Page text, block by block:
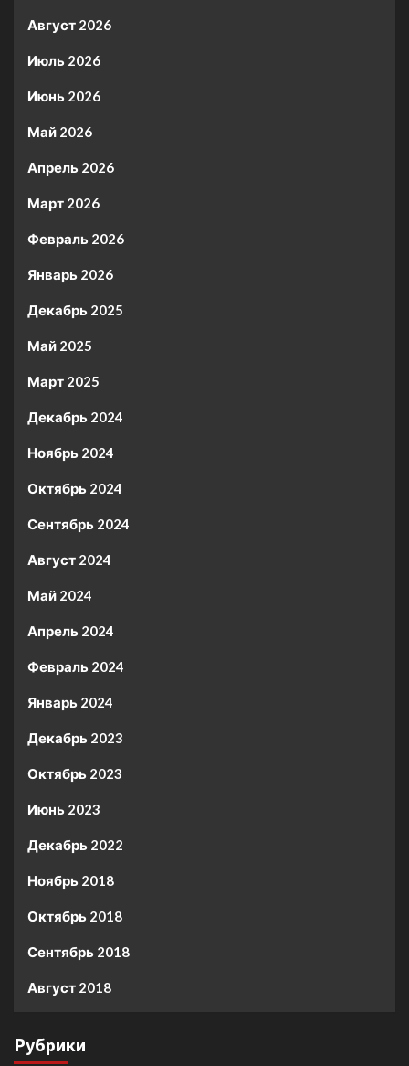
Август 2026
Июль 2026
Июнь 2026
Май 2026
Апрель 2026
Март 2026
Февраль 2026
Январь 2026
Декабрь 2025
Май 2025
Март 2025
Декабрь 2024
Ноябрь 2024
Октябрь 2024
Сентябрь 2024
Август 2024
Май 2024
Апрель 2024
Февраль 2024
Январь 2024
Декабрь 2023
Октябрь 2023
Июнь 2023
Декабрь 2022
Ноябрь 2018
Октябрь 2018
Сентябрь 2018
Август 2018
Рубрики